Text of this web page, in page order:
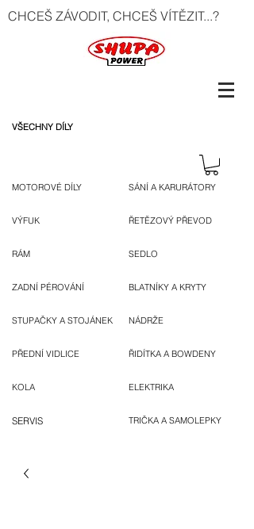
CHCEŠ ZÁVODIT, CHCEŠ VÍTĚZIT...?
VŠECHNY DÍLY
MOTOROVÉ DÍLY
VÝFUK
RÁM
ZADNÍ PÉROVÁNÍ
STUPAČKY A STOJÁNEK
PŘEDNÍ VIDLICE
KOLA
SERVIS
SÁNÍ A KARURÁTORY
ŘETĚZOVÝ PŘEVOD
SEDLO
BLATNÍKY A KRYTY
NÁDRŽE
ŘIDÍTKA A BOWDENY
ELEKTRIKA
TRIČKA A SAMOLEPKY